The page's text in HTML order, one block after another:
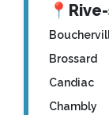
📍
Brossard
Candiac
Chambly